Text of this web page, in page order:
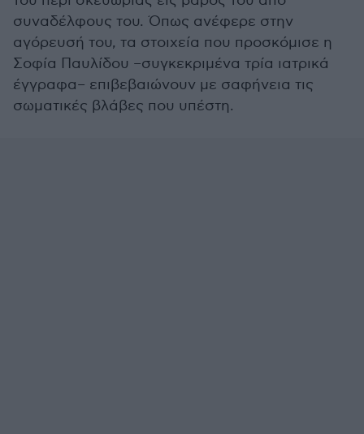
συναδέλφους του. Όπως ανέφερε στην
αγόρευσή του, τα στοιχεία που προσκόμισε η
Σοφία Παυλίδου –συγκεκριμένα τρία ιατρικά
έγγραφα– επιβεβαιώνουν με σαφήνεια τις
σωματικές βλάβες που υπέστη.